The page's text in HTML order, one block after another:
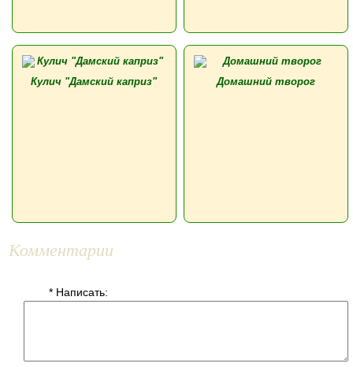
Кулич "Дамский каприз" Домашний творог
Комментарии
* Написать: